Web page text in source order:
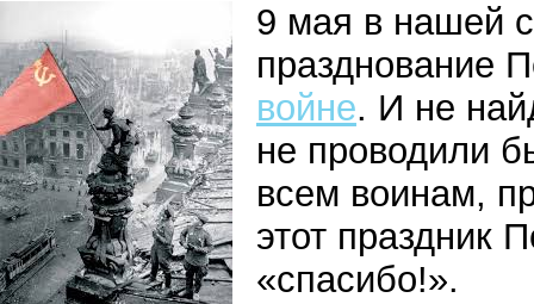
9 мая в нашей
празднование
войне. И не
не проводили
всем воинам,
этот праздник
«спасибо!».